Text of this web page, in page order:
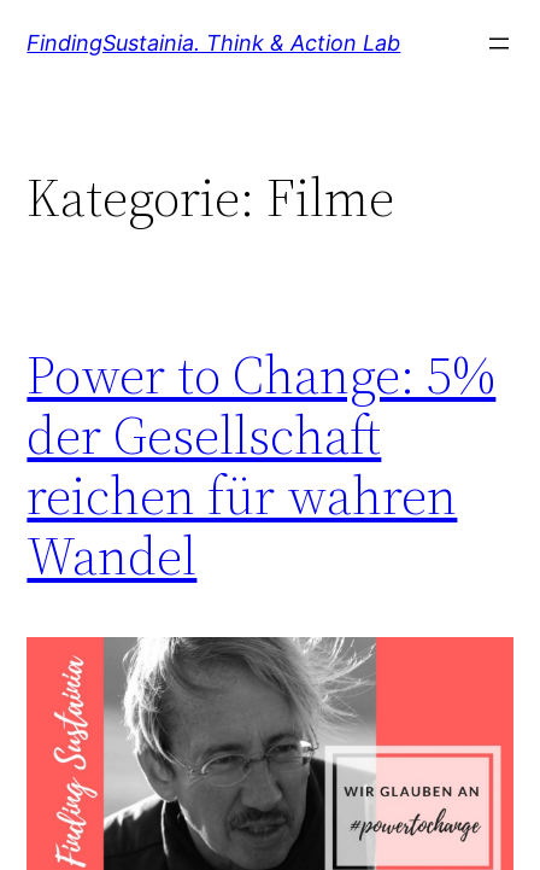
InhaltFindingSustainia. Think & Action Lab
Kategorie: Filme
Power to Change: 5%
der Gesellschaft
reichen für wahren
Wandel